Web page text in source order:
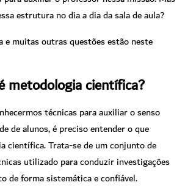
estrutura no dia a dia da sala de aula?
e muitas outras questões estão neste
metodologia científica?
técnicas para auxiliar o senso
de alunos, é preciso entender o que
científica. Trata-se de um conjunto de
utilizado para conduzir investigações
de forma sistemática e confiável.